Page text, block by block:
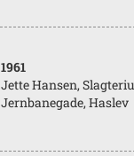
1961
Jette Hansen,
Jernbanegade, Haslev